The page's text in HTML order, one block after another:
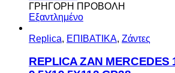
ΓΡΗΓΟΡΗ ΠΡΟΒΟΛΗ
Εξαντλημένο
Replica, ΕΠΙΒΑΤΙΚΑ, Ζάντες
REPLICA ZAN MERCEDES